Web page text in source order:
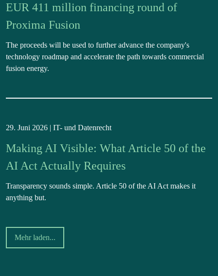
EUR 411 million financing round of
Proxima Fusion
The proceeds will be used to further advance the company's
technology roadmap and accelerate the path towards commercial
fusion energy.
29. Juni 2026 | IT- und Datenrecht
Making AI Visible: What Article 50 of the
AI Act Actually Requires
Transparency sounds simple. Article 50 of the AI Act makes it
anything but.
Mehr laden...